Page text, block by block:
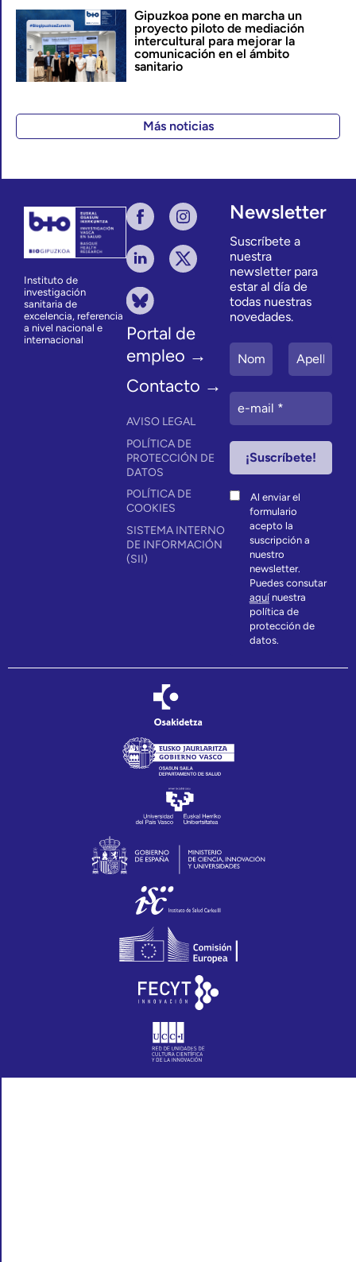
Gipuzkoa pone en marcha un
proyecto piloto de mediación
intercultural para mejorar la
comunicación en el ámbito
sanitario
Más noticias
Instituto de
investigación
sanitaria de
excelencia, referencia
a nivel nacional e
internacional
Portal de
empleo →
Contacto →
AVISO LEGAL
POLÍTICA DE
PROTECCIÓN DE
DATOS
POLÍTICA DE
COOKIES
SISTEMA INTERNO
DE INFORMACIÓN
(SII)
Newsletter
Suscríbete a
nuestra
newsletter para
estar al día de
todas nuestras
novedades.
Al enviar el
formulario
acepto la
suscripción a
nuestro
newsletter.
Puedes consutar
aquínuestra
política de
protección de
datos.